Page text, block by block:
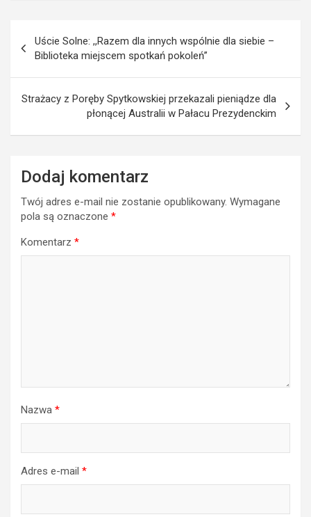
wpisu
Uście Solne: ,,Razem dla innych wspólnie dla siebie –
Biblioteka miejscem spotkań pokoleń”
Strażacy z Poręby Spytkowskiej przekazali pieniądze dla
płonącej Australii w Pałacu Prezydenckim
Dodaj komentarz
Twój adres e-mail nie zostanie opublikowany. Wymagane
pola są oznaczone *
Komentarz *
Nazwa *
Adres e-mail *